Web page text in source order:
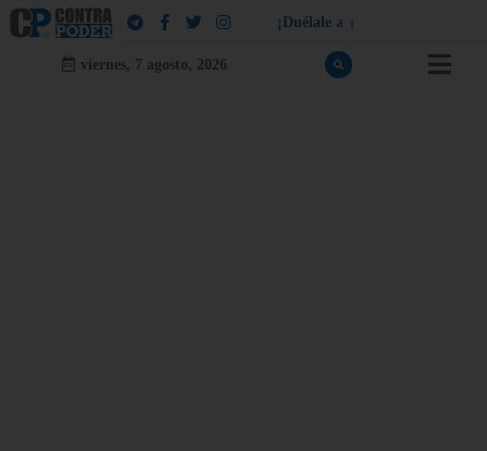
¡ Dué a e a q
viernes, 7 agosto, 2026